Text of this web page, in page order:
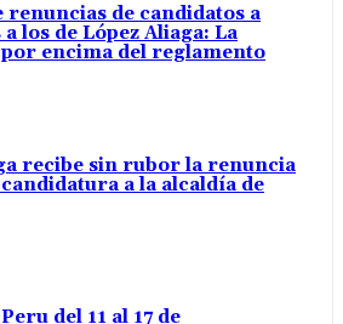
renuncias de candidatos a
los de López Aliaga: La
encima del reglamento
recibe sin rubor la renuncia
a la alcaldía de
del 11 al 17 de